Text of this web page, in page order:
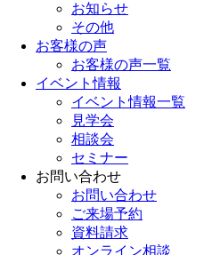
お知らせ
その他
お客様の声
お客様の声一覧
イベント情報
イベント情報一覧
見学会
相談会
セミナー
お問い合わせ
お問い合わせ
ご来場予約
資料請求
オンライン相談